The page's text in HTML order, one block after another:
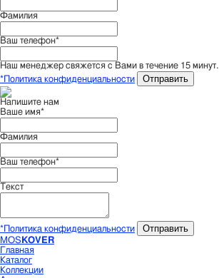
Фамилия
Ваш телефон*
Наш менеджер свяжется с Вами в течение 15 минут.
*Политика конфиденциальности
Отправить
Напишите нам
Ваше имя*
Фамилия
Ваш телефон*
Текст
*Политика конфиденциальности Отправить
MOS KOVER
Главная
Каталог
Коллекции